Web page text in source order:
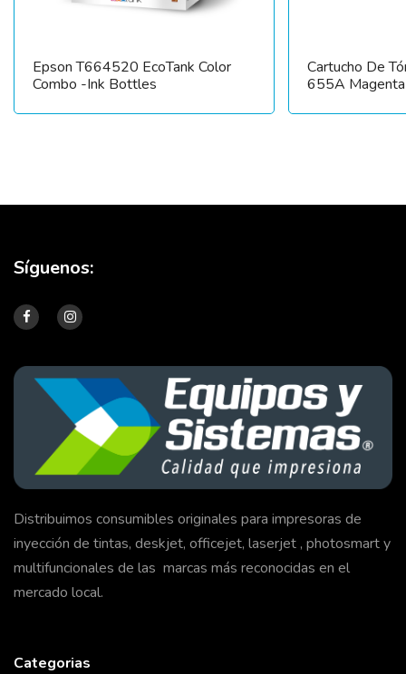
Epson T664520 EcoTank Color
Combo -Ink Bottles
Cartucho De
655A Magenta
Distribuimos consumibles originales para impresoras de
inyección de tintas, deskjet, officejet, laserjet , photosmart y
multifuncionales de las marcas más reconocidas en el
mercado local.
Categorias
Síguenos: